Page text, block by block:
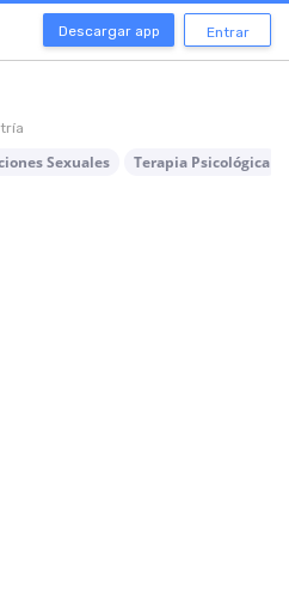
Descargar app Entrar
Sexuales Terapia Psicológica